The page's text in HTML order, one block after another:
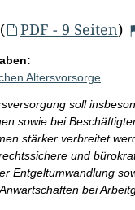
( PDF - 9 Seiten)
Altersvorsorge
soll
sowie bei
stärker verbreitet
und
Entgeltumwandlung
bei